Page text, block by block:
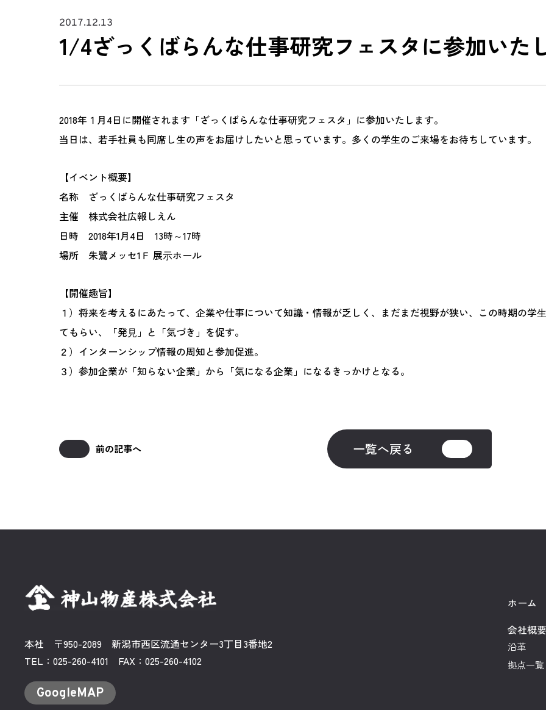
2017.12.13
1/4ざっくばらんな仕事研究フェスタに参加いた
2018年１月4日に開催されます「ざっくばらんな仕事研究フェスタ」に参加いたします。
当日は、若手社員も同席し生の声をお届けしたいと思っています。多くの学生のご来場をお待ちしています。
【イベント概要】
名称 ざっくばらんな仕事研究フェスタ
主催 株式会社広報しえん
日時 2018年1月4日 13時～17時
場所 朱鷺メッセ1Ｆ 展⽰ホール
【開催趣旨】
１）将来を考えるにあたって、企業や仕事について知識・情報が乏しく、まだまだ視野が狭い、この時期の学
てもらい、「発⾒」と「気づき」を促す。
２）インターンシップ情報の周知と参加促進。
３）参加企業が「知らない企業」から「気になる企業」になるきっかけとなる。
前の記事へ 一覧へ戻る
本社 〒950-2089新潟市西区流通センター3丁目3番地2
TEL：025-260-4101 FAX：025-260-4102
GoogleMAP
ホーム
会社概要
沿革
拠点一覧